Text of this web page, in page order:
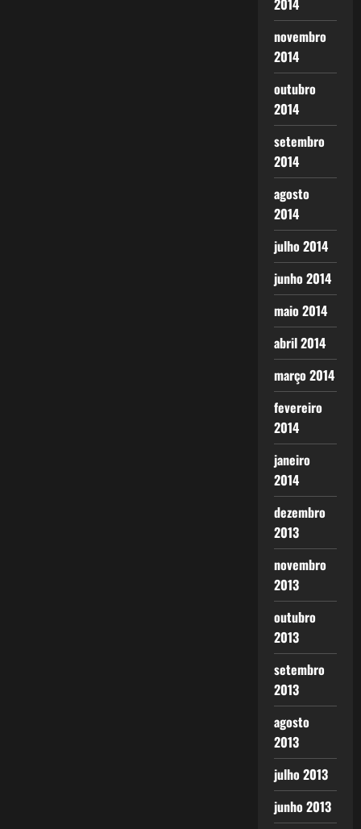
2014
novembro
2014
outubro
2014
setembro
2014
agosto
2014
julho 2014
junho 2014
maio 2014
abril 2014
março 2014
fevereiro
2014
janeiro
2014
dezembro
2013
novembro
2013
outubro
2013
setembro
2013
agosto
2013
julho 2013
junho 2013